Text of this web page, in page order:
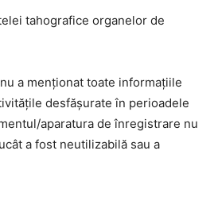
tahografice organelor de
a menționat toate informațiile
desfășurate în perioadele
aparatura de înregistrare nu
a fost neutilizabilă sau a